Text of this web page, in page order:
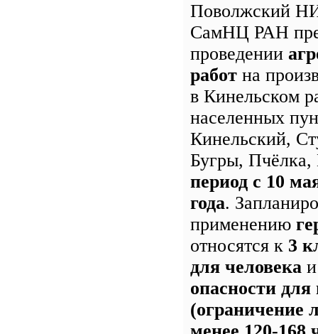
Поволжский
СамНЦ РАН
проведении
работ на
в Кинельском
населенных
Кинельский,
Бугры,
период с 10
года.
применению
относятся к 3
для человека
опасности для
(ограничение